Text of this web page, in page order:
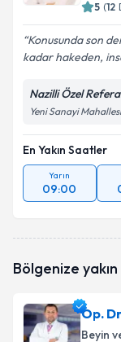
5 (12
Konusunda son
kadar hakeden,
Nazilli Özel
Yeni Sanayi
En Yakın Saatler
Yarın
09:00
Bölgenize
Op.
Beyin